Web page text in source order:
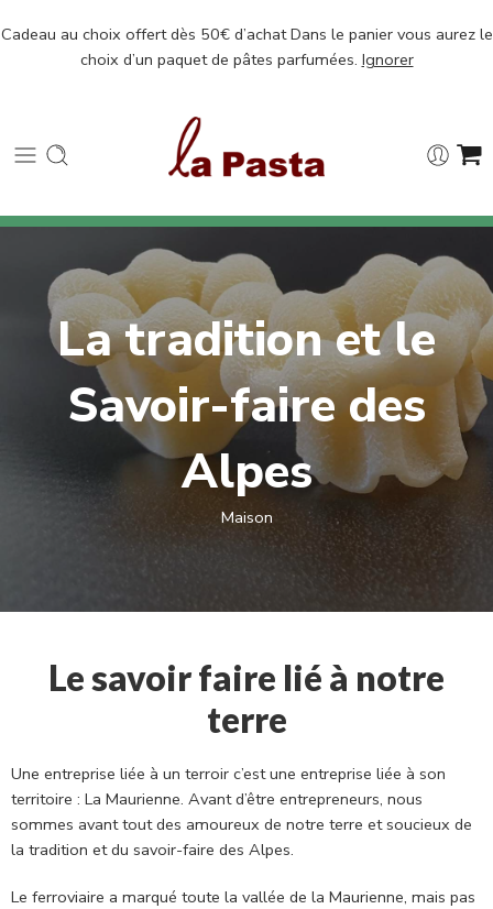
Cadeau au choix offert dès 50€ d’achat Dans le panier vous aurez le
choix d’un paquet de pâtes parfumées. Ignorer
La tradition et le
Savoir-faire des
Alpes
Maison
Le savoir faire lié à notre
terre
Une entreprise liée à un terroir c’est une entreprise liée à son
territoire : La Maurienne. Avant d’être entrepreneurs, nous
sommes avant tout des amoureux de notre terre et soucieux de
la tradition et du savoir-faire des Alpes.
Le ferroviaire a marqué toute la vallée de la Maurienne, mais pas